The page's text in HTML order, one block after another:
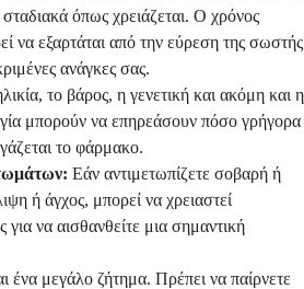
όπως χρειάζεται. Ο χρόνος
να εξαρτάται από την εύρεση της σωστής
ανάγκες σας.
το βάρος, η γενετική και ακόμη και η
μπορούν να επηρεάσουν πόσο γρήγορα
το φάρμακο.
Εάν αντιμετωπίζετε σοβαρή ή
ή άγχος, μπορεί να χρειαστεί
για να αισθανθείτε μια σημαντική
ένα μεγάλο ζήτημα. Πρέπει να παίρνετε